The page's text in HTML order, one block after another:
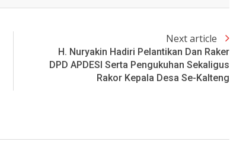
Next article
H. Nuryakin Hadiri Pelantikan Dan Raker
DPD APDESI Serta Pengukuhan Sekaligus
Rakor Kepala Desa Se-Kalteng